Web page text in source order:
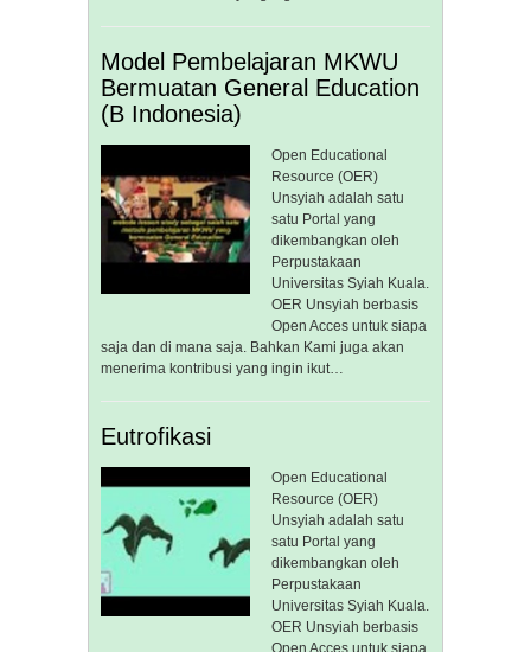
Model Pembelajaran MKWU
Bermuatan General Education
(B Indonesia)
Open Educational
Resource (OER)
Unsyiah adalah satu
satu Portal yang
dikembangkan oleh
Perpustakaan
Universitas Syiah Kuala.
OER Unsyiah berbasis
Open Acces untuk siapa
saja dan di mana saja. Bahkan Kami juga akan
menerima kontribusi yang ingin ikut…
Eutrofikasi
Open Educational
Resource (OER)
Unsyiah adalah satu
satu Portal yang
dikembangkan oleh
Perpustakaan
Universitas Syiah Kuala.
OER Unsyiah berbasis